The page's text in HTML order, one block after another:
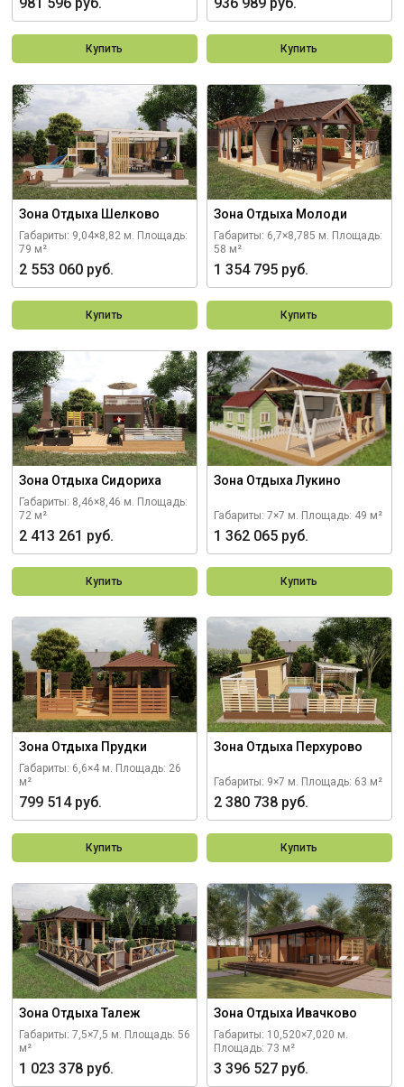
Купить Купить
Зона Отдыха Шелково
Габариты: 9,04×8,82 м. Площадь:
79 м²
2 553 060 руб.
Купить
Зона Отдыха Молоди
Габариты: 6,7×8,785 м. Площадь:
58 м²
1 354 795 руб.
Купить
Зона Отдыха Сидориха
Габариты: 8,46×8,46 м. Площадь:
72 м²
2 413 261 руб.
Купить
Зона Отдыха Лукино
Габариты: 7×7 м. Площадь: 49 м²
1 362 065 руб.
Купить
Зона Отдыха Прудки
Габариты: 6,6×4 м. Площадь: 26
м²
799 514 руб.
Купить
Зона Отдыха Перхурово
Габариты: 9×7 м. Площадь: 63 м²
2 380 738 руб.
Купить
Зона Отдыха Талеж
Габариты: 7,5×7,5 м. Площадь: 56
м²
1 023 378 руб.
Зона Отдыха Ивачково
Габариты: 10,520×7,020 м.
Площадь: 73 м²
3 396 527 руб.